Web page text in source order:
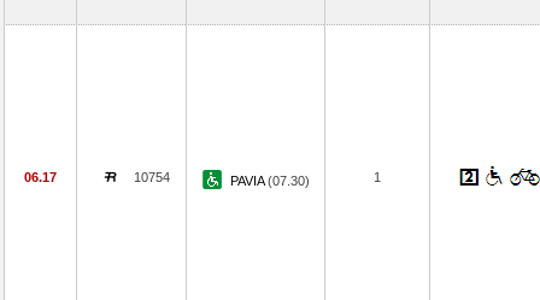
06.17 10754 PAVIA(07.30) 1